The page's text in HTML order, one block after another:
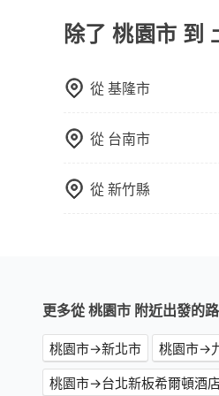
中專心欣賞當地美景和
除了 桃園市 到
從基隆市
從 台南市
從新竹縣
更多從 桃園市 附近出發的
桃園市→新北市 桃園市→
桃園市→台北新板希爾頓酒